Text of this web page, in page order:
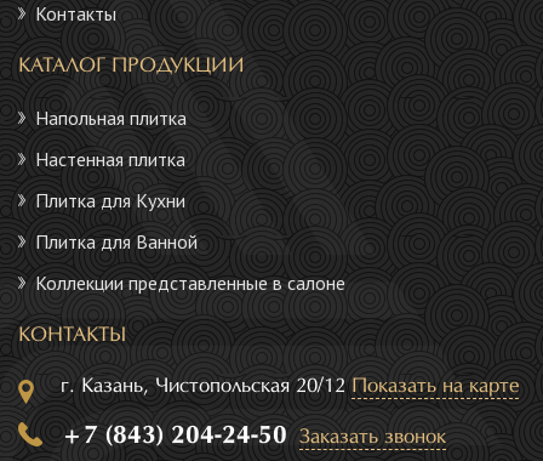
Контакты
КАТАЛОГ ПРОДУКЦИИ
Напольная плитка
Настенная плитка
Плитка для Кухни
Плитка для Ванной
Коллекции представленные в салоне
КОНТАКТЫ
г. Казань, Чистопольская 20/12 Показать на карте
+7 (843) 204-24-50 Заказать звонок